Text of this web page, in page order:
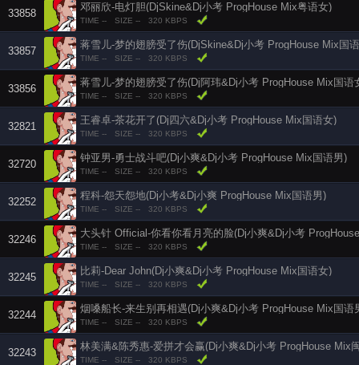
33858
邓丽欣-电灯胆(DjSkine&Dj小考 ProgHouse Mix粤语女)
TIME -- SIZE -- 320 KBPS
33857
蒋雪儿-梦的翅膀受了伤(DjSkine&Dj小考 ProgHouse Mix国
TIME -- SIZE -- 320 KBPS
33856
蒋雪儿-梦的翅膀受了伤(Dj阿玮&Dj小考 ProgHouse Mix国语
TIME -- SIZE -- 320 KBPS
32821
王睿卓-茶花开了(Dj四六&Dj小考 ProgHouse Mix国语女)
TIME -- SIZE -- 320 KBPS
32720
钟亚男-勇士战斗吧(Dj小爽&Dj小考 ProgHouse Mix国语男)
TIME -- SIZE -- 320 KBPS
32252
程科-怨天怨地(Dj小考&Dj小爽 ProgHouse Mix国语男)
TIME -- SIZE -- 320 KBPS
32246
大头针 Official-你看你看月亮的脸(Dj小爽&Dj小考
TIME -- SIZE -- 320 KBPS
32245
比莉-Dear John(Dj小爽&Dj小考 ProgHouse Mix国语女)
TIME -- SIZE -- 320 KBPS
32244
烟嗓船长-来生别再相遇(Dj小爽&Dj小考 ProgHouse Mix国语
TIME -- SIZE -- 320 KBPS
32243
林美满&陈秀惠-爱拼才会赢(Dj小爽&Dj小考 ProgHouse Mix
TIME -- SIZE -- 320 KBPS